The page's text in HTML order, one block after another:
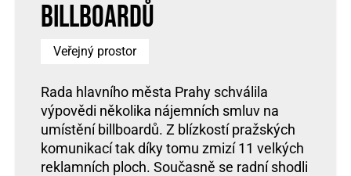
billboardů
Veřejný prostor
Rada hlavního města Prahy schválila
výpovědi několika nájemních smluv na
umístění billboardů. Z blízkostí pražských
komunikací tak díky tomu zmizí 11 velkých
reklamních ploch. Současně se radní shodli